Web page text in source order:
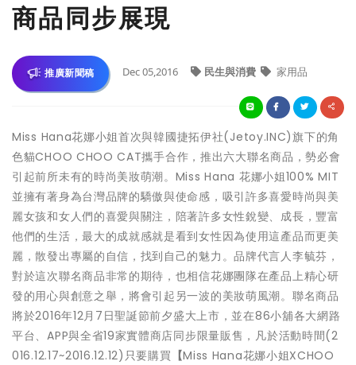
商品同步展現
推廣新聞稿 Dec 05,2016 民生與消費 家用品
Miss Hana花娜小姐首次與韓國捷拓伊社(Jetoy.INC)旗下的角
色貓CHOO CHOO CAT攜手合作，推出六大聯名商品，勢必會
引起前所未有的時尚美妝萌潮。Miss Hana 花娜小姐100% MIT
並擁有著身為台灣品牌的驕傲與使命感，吸引許多喜愛時尚與美
麗女孩和女人們的喜愛與關注，陪著許多女性銳變、成長，豐富
他們的生活，最大的成就感就是看到女性因為使用這產品而更美
麗，散發出專屬的自信，找到自己的魅力。品牌代言人李毓芬，
對於這次聯名商品非常的期待，也相信花娜團隊在產品上精心研
發的用心與創意之舉，將會引起另一波的美妝萌風潮。聯名商品
將於2016年12月7日聖誕節前夕盛大上市，並在86小舖各大網路
平台、APP與全省19家實體商店同步限量販售，凡於活動時間(2
016.12.17~2016.12.12)只要購買 【Miss Hana花娜小姐XCHOO